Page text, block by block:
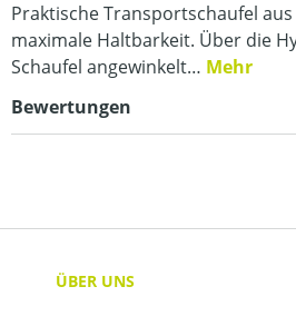
Praktische Transportschaufel
maximale Haltbarkeit. Über die
Schaufel angewinkelt… Mehr
Bewertungen
ÜBER UNS